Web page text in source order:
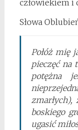
człowiekiem i
Słowa
Połóż mię
pieczęć na
potężna
boskiego
ugasić